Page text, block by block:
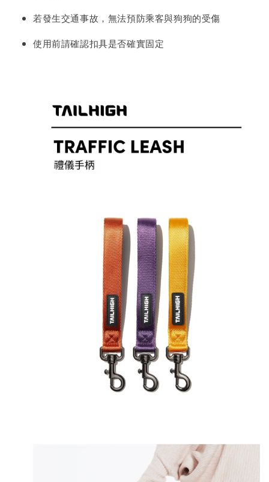
若發生交通事故，無法預防乘客與狗狗的受傷
使用前請確認扣具是否確實固定